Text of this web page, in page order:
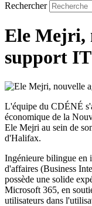
Rechercher
Ele Mejri,
support IT
L'équipe du CDÉNÉ
économique de la
Ele Mejri au sein de
d'Halifax.
Ingénieure bilingue en
d'affaires (Business
possède une solide
Microsoft 365, en
utilisateurs dans